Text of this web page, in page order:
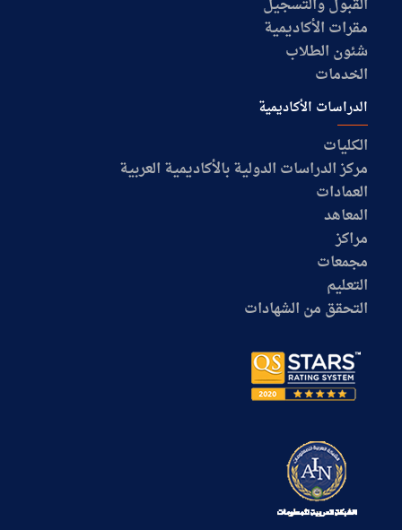
مقرات الأكاديمية
شئون الطلاب
الخدمات
الدراسات الأكاديمية
الكليات
مركز الدراسات الدولية بالأكاديمية العربية
العمادات
المعاهد
مراكز
مجمعات
التعليم
التحقق من الشهادات